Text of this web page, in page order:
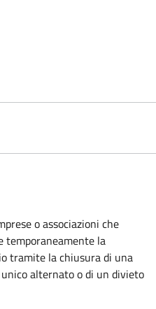
o associazioni che
temporaneamente la
tramite la chiusura di una
alternato o di un divieto